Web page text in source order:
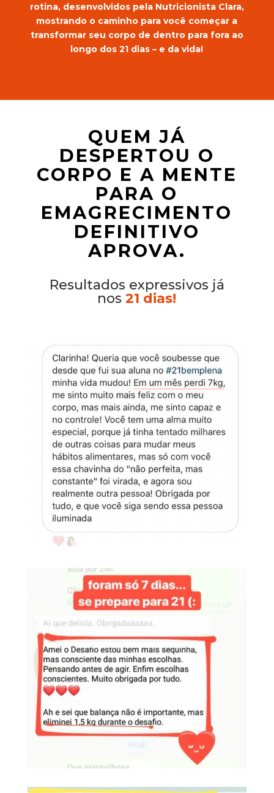
rotina, desenvolvidos pela Nutricionista Clara,
mostrando o caminho para você começar a
transformar seu corpo de dentro para fora ao
longo dos 21 dias – e da vida!
QUEM JÁ
DESPERTOU O
CORPO E A MENTE
PARA O
EMAGRECIMENTO
DEFINITIVO
APROVA.
Resultados expressivos já
nos 21 dias!